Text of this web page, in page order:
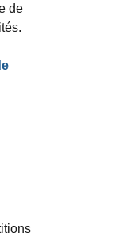
de